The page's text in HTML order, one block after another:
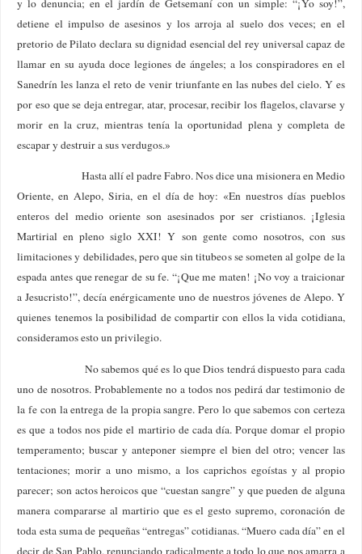
detiene el impulso de asesinos y los arroja al suelo dos veces; en el
pretorio de Pilato declara su dignidad esencial del rey universal capaz de
llamar en su ayuda doce legiones de ángeles; a los conspiradores en el
Sanedrín les lanza el reto de venir triunfante en las nubes del cielo. Y es
por eso que se deja entregar, atar, procesar, recibir los flagelos, clavarse y
morir en la cruz, mientras tenía la oportunidad plena y completa de
escapar y destruir a sus verdugos.»
Hasta allí el padre Fabro. Nos dice una misionera en Medio
Oriente, en Alepo, Siria, en el día de hoy: «En nuestros días pueblos
enteros del medio oriente son asesinados por ser cristianos. ¡Iglesia
Martirial en pleno siglo XXI! Y son gente como nosotros, con sus
limitaciones y debilidades, pero que sin titubeos se someten al golpe de la
espada antes que renegar de su fe. “¡Que me maten! ¡No voy a traicionar
a Jesucristo!”, decía enérgicamente uno de nuestros jóvenes de Alepo. Y
quienes tenemos la posibilidad de compartir con ellos la vida cotidiana,
consideramos esto un privilegio.
No sabemos qué es lo que Dios tendrá dispuesto para cada
uno de nosotros. Probablemente no a todos nos pedirá dar testimonio de
la fe con la entrega de la propia sangre. Pero lo que sabemos con certeza
es que a todos nos pide el martirio de cada día. Porque domar el propio
temperamento; buscar y anteponer siempre el bien del otro; vencer las
tentaciones; morir a uno mismo, a los caprichos egoístas y al propio
parecer; son actos heroicos que “cuestan sangre” y que pueden de alguna
manera compararse al martirio que es el gesto supremo, coronación de
toda esta suma de pequeñas “entregas” cotidianas. “Muero cada día” en el
decir de San Pablo, renunciando radicalmente a todo lo que nos amarra a